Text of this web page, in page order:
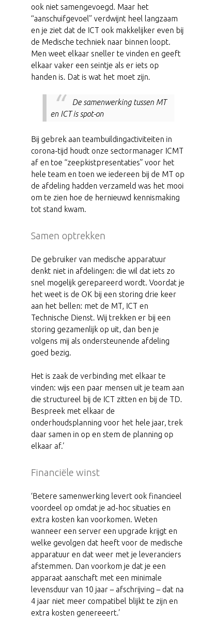
ook niet samengevoegd. Maar het
“aanschuifgevoel” verdwijnt heel langzaam
en je ziet dat de ICT ook makkelijker even bij
de Medische techniek naar binnen loopt.
Men weet elkaar sneller te vinden en geeft
elkaar vaker een seintje als er iets op
handen is. Dat is wat het moet zijn.
De samenwerking tussen MT
en ICT is spot-on
Bij gebrek aan teambuildingactiviteiten in
corona-tijd houdt onze sectormanager ICMT
af en toe “zeepkistpresentaties” voor het
hele team en toen we iedereen bij de MT op
de afdeling hadden verzameld was het mooi
om te zien hoe de hernieuwd kennismaking
tot stand kwam.
Samen optrekken
De gebruiker van medische apparatuur
denkt niet in afdelingen: die wil dat iets zo
snel mogelijk gerepareerd wordt. Voordat je
het weet is de OK bij een storing drie keer
aan het bellen: met de MT, ICT en
Technische Dienst. Wij trekken er bij een
storing gezamenlijk op uit, dan ben je
volgens mij als ondersteunende afdeling
goed bezig.
Het is zaak de verbinding met elkaar te
vinden: wijs een paar mensen uit je team aan
die structureel bij de ICT zitten en bij de TD.
Bespreek met elkaar de
onderhoudsplanning voor het hele jaar, trek
daar samen in op en stem de planning op
elkaar af.’
Financiële winst
‘Betere samenwerking levert ook financieel
voordeel op omdat je ad-hoc situaties en
extra kosten kan voorkomen. Weten
wanneer een server een upgrade krijgt en
welke gevolgen dat heeft voor de medische
apparatuur en dat weer met je leveranciers
afstemmen. Dan voorkom je dat je een
apparaat aanschaft met een minimale
levensduur van 10 jaar – afschrijving – dat na
4 jaar niet meer compatibel blijkt te zijn en
extra kosten genereeert.’